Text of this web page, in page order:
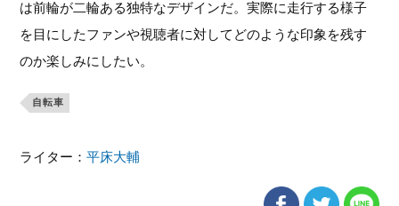
は前輪が二輪ある独特なデザインだ。実際に走行する様子
を目にしたファンや視聴者に対してどのような印象を残す
のか楽しみにしたい。
自転車
ライター：平床大輔